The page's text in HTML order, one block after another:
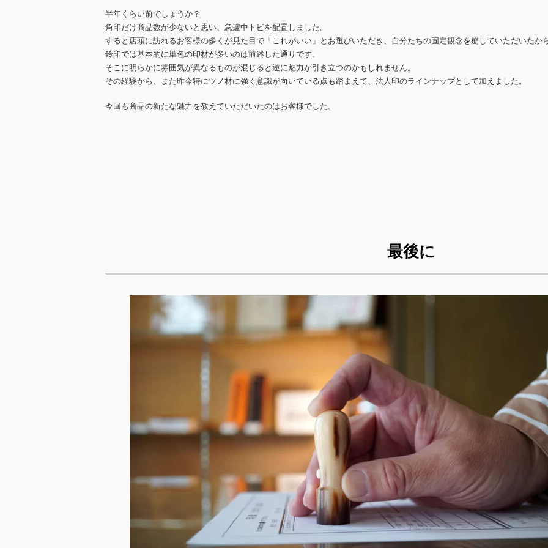
半年くらい前でしょうか？
角印だけ商品数が少ないと思い、急遽中トビを配置しました。
すると店頭に訪れるお客様の多くが見た目で「これがいい」とお選びいただき、自分たちの固定観念を崩していただいたか
鈴印では基本的に単色の印材が多いのは前述した通りです。
そこに明らかに雰囲気が異なるものが混じると逆に魅力が引き立つのかもしれません。
その経験から、また昨今特にツノ材に強く意識が向いている点も踏まえて、法人印のラインナップとして加えました。
今回も商品の新たな魅力を教えていただいたのはお客様でした。
最後に